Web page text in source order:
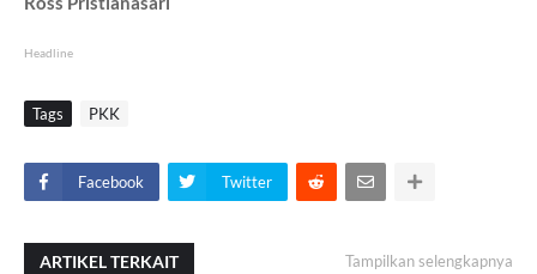
Headline
Tags PKK
Facebook Twitter
ARTIKEL TERKAIT Tampilkan selengkapnya